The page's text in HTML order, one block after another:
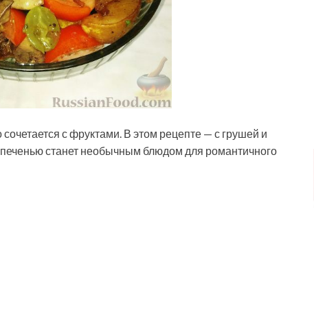
с фруктами. В этом рецепте — с грушей и
станет необычным блюдом для романтичного